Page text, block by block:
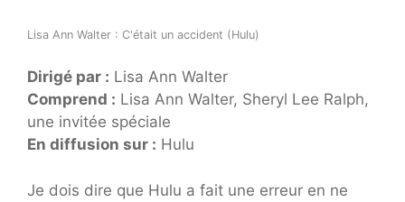
Lisa Ann Walter : C'était un accident (Hulu)
Dirigé par : Lisa Ann Walter
Comprend : Lisa Ann Walter, Sheryl Lee Ralph,
une invitée spéciale
En diffusion sur : Hulu
Je dois dire que Hulu a fait une erreur en ne